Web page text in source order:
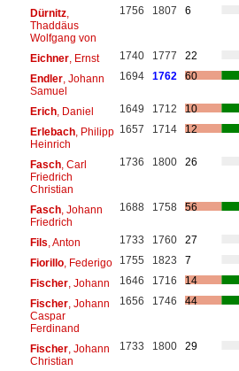
Dürnitz,
Thaddäus
Wolfgang von
1756 1807 6
Eichner, Ernst 1740 1777
22
Endler, Johann
Samuel
1694 1762 60
Erich, Daniel 1649 1712
10
Erlebach, Philipp
Heinrich
1657 1714 12
Fasch, Carl
Friedrich
Christian
1736 1800 26
Fasch, Johann
Friedrich
1688 1758 56
Fils , Anton 1733 1760
27
Fiorillo, Federigo 1755 1823
7
Fischer, Johann 1646 1716
14
Fischer, Johann
Caspar
Ferdinand
1656 1746 44
Fischer, Johann
Christian
1733 1800 29